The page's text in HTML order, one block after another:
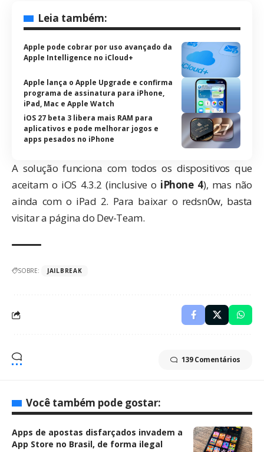
Leia também:
Apple pode cobrar por uso avançado da
Apple Intelligence no iCloud+
Apple lança o Apple Upgrade e confirma
programa de assinatura para iPhone,
iPad, Mac e Apple Watch
iOS 27 beta 3 libera mais RAM para
aplicativos e pode melhorar jogos e
apps pesados no iPhone
A solução funciona com todos os dispositivos que
aceitam o iOS 4.3.2 (inclusive o iPhone 4), mas não
ainda com o iPad 2. Para baixar o redsn0w, basta
visitar a página do Dev-Team.
SOBRE: JAILBREAK
139 Comentários
Você também pode gostar:
Apps de apostas disfarçados invadem a
App Store no Brasil, de forma ilegal